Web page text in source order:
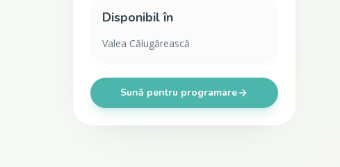
Disponibil în
Valea Călugărească
Sună pentru programare